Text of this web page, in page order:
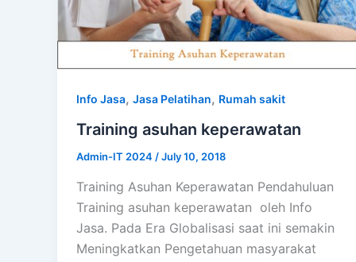
Info Jasa, Jasa Pelatihan, Rumah sakit
Training asuhan keperawatan
Admin-IT 2024 /July 10, 2018
Training Asuhan Keperawatan Pendahuluan
Training asuhan keperawatan oleh Info
Jasa. Pada Era Globalisasi saat ini semakin
Meningkatkan Pengetahuan masyarakat